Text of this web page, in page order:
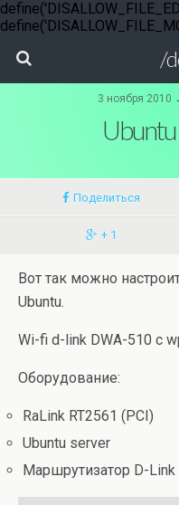
/
3 ноября 2010
Поделиться
+ 1
Вот так можно
Ubuntu.
Wi-fi d-link DWA-510 с
Оборудование:
RaLink RT2561 (PCI)
Ubuntu server
Маршрутизатор D-